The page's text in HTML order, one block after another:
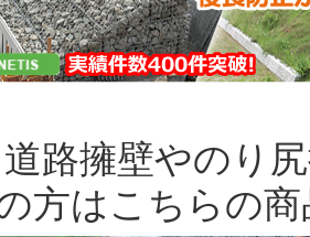
路擁壁やのり
方はこちらの